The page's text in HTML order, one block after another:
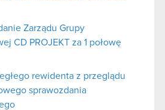
Zarządu Grupy
CD PROJEKT za 1 połowę
rewidenta z przeglądu
sprawozdania